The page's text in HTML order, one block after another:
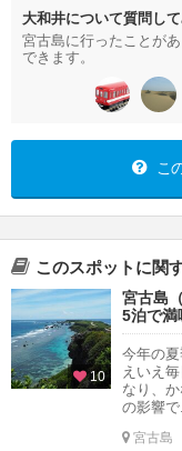
大和井について質問して
宮古島に行ったことが
できます。
こ
このスポットに関
10
宮古島
5泊で満
今年の
えいえ
なり、
の影響
宮古島